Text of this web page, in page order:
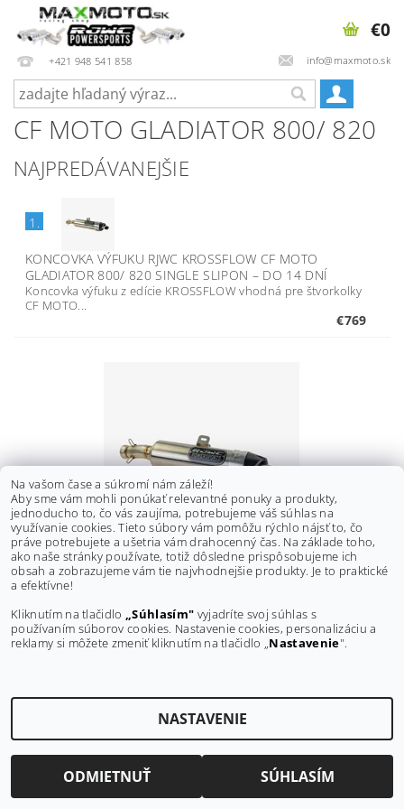
+421 948 541 858 info@maxmoto.sk
€0
CF MOTO GLADIATOR 800/ 820
NAJPREDÁVANEJŠIE
1.
KONCOVKA VÝFUKU RJWC KROSSFLOW CF MOTO
GLADIATOR 800/ 820 SINGLE SLIPON – DO 14 DNÍ
Koncovka výfuku z edície KROSSFLOW vhodná pre štvorkolky
CF MOTO...
€769
KONCOVKA VÝFUKU RJWC KROSSFLOW CF MOTO
€769
Na vašom čase a súkromí nám záleží!
Aby sme vám mohli ponúkať relevantné ponuky a produkty,
jednoducho to, čo vás zaujíma, potrebujeme váš súhlas na
využívanie cookies. Tieto súbory vám pomôžu rýchlo nájsť to, čo
práve potrebujete a ušetria vám drahocenný čas. Na základe toho,
ako naše stránky používate, totiž dôsledne prispôsobujeme ich
obsah a zobrazujeme vám tie najvhodnejšie produkty. Je to praktické
a efektívne!
Kliknutím na tlačidlo „Súhlasím" vyjadríte svoj súhlas s
používaním súborov cookies. Nastavenie cookies, personalizáciu a
reklamy si môžete zmeniť kliknutím na tlačidlo „Nastavenie".
NASTAVENIE
ODMIETNUŤ SÚHLASÍM